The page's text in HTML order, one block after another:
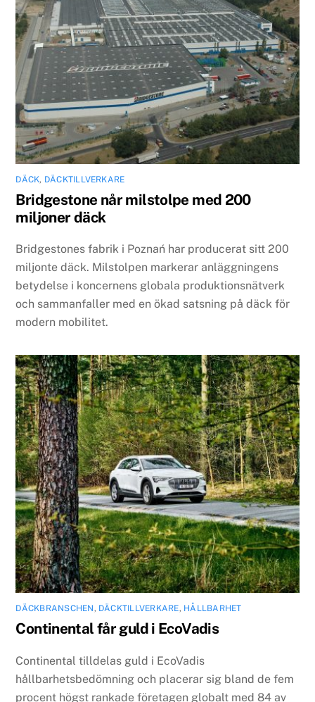
DÄCK, DÄCKTILLVERKARE
Bridgestone når milstolpe med 200
miljoner däck
Bridgestones fabrik i Poznań har producerat sitt 200
miljonte däck. Milstolpen markerar anläggningens
betydelse i koncernens globala produktionsnätverk
och sammanfaller med en ökad satsning på däck för
modern mobilitet.
DÄCKBRANSCHEN , DÄCKTILLVERKARE, HÅLLBARHET
Continental får guld i EcoVadis
Continental tilldelas guld i EcoVadis
hållbarhetsbedömning och placerar sig bland de fem
procent högst rankade företagen globalt med 84 av